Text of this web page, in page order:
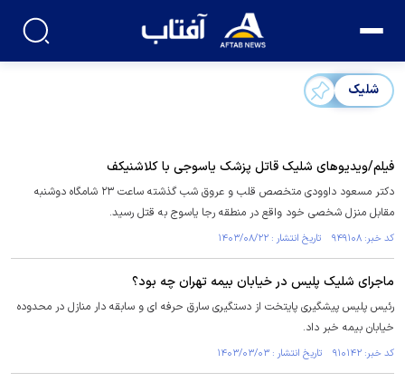
شلیک
فیلم/ویدیوهای شلیک قاتل پزشک یاسوجی با کلاشنیکف
دکتر مسعود داوودی متخصص قلب و عروق شب گذشته ساعت ۲۳ شامگاه دوشنبه
مقابل منزل شخصی خود واقع در منطقه رجا یاسوج به قتل رسید.
کد خبر: ۹۴۹۱۰۸ تاریخ انتشار : ۱۴۰۳/۰۸/۲۲
ماجرای شلیک پلیس در خیابان بیمه تهران چه بود؟
رئیس پلیس پیشگیری پایتخت از دستگیری سارق حرفه ای و سابقه دار منازل در محدوده
خیابان بیمه خبر داد.
کد خبر: ۹۱۰۱۴۲ تاریخ انتشار : ۱۴۰۳/۰۳/۰۳